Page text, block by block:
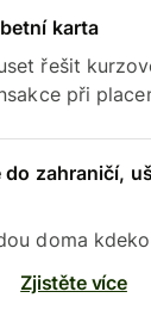
karta
řešit
při
do zahraničí,
doma
Zjistěte více